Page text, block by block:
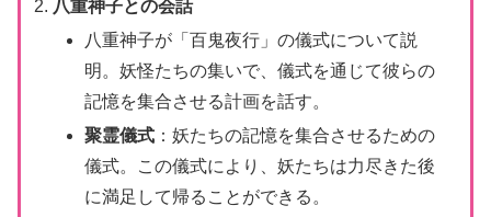
八重神子との会話
八重神子が「百鬼夜行」の儀式について説
明。妖怪たちの集いで、儀式を通じて彼らの
記憶を集合させる計画を話す。
聚霊儀式 ：妖たちの記憶を集合させるための
儀式。この儀式により、妖たちは力尽きた後
に満足して帰ることができる。